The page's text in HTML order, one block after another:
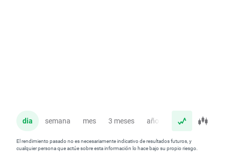
dia semana mes 3 meses año
El rendimiento pasado no es necesariamente indicativo de resultados futuros, y
cualquier persona que actúe sobre esta información lo hace bajo su propio riesgo.